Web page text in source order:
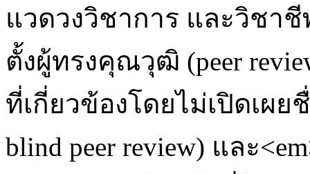
แวดวงวิชาการ และวิชาชี
ตั้งผู้ทรงคุณวุฒิ (peer
ที่เกี่ยวข้องโดยไม่เปิดเผ
blind peer review) และ